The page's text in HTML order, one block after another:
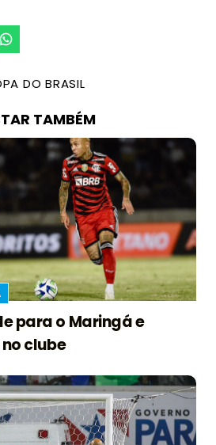
DO BRASIL
TAMBÉM
para o Maringá e
clube